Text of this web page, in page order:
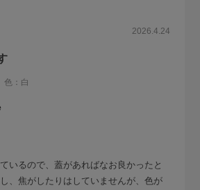
2026.4.24
色：白
いるので、蓋があればなお良かったと
、焦がしたりはしていませんが、色が